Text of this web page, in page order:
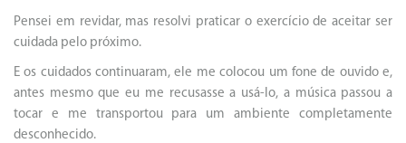
Pensei em revidar, mas resolvi praticar o exercício de aceitar ser
cuidada pelo próximo.
E os cuidados continuaram, ele me colocou um fone de ouvido e,
antes mesmo que eu me recusasse a usá-lo, a música passou a
tocar e me transportou para um ambiente completamente
desconhecido.